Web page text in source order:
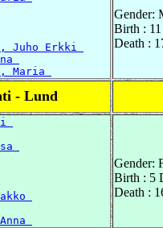
Juho Erkki
Maria
Gender:
Birth :
Death :
- Lund
Gender:
Birth : 5
Death :